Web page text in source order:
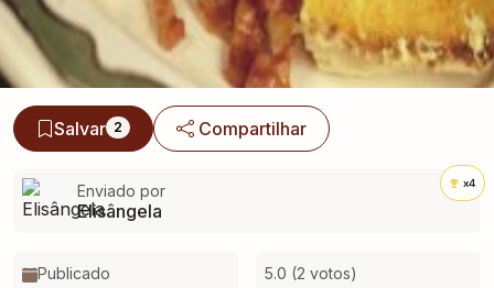
Salvar 2 Compartilhar
Enviado por
Elisângela
x4
Publicado 5.0 (2 votos)